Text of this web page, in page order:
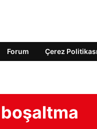
Forum Çerez Politikası